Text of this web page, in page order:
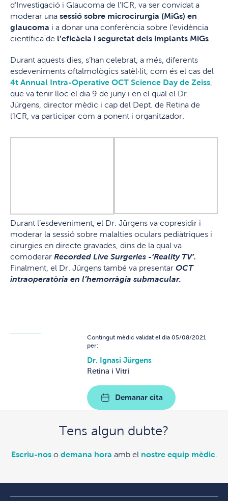
d’Investigació i Glaucoma de l’ICR, va ser convidat a
moderar una sessió sobre microcirurgia (MiGs) en
glaucoma i a donar una conferència sobre l’evidència
científica de l’eficàcia i seguretat dels implants MiGs
Durant aquests dies, s’han celebrat, a més, diferents
esdeveniments oftalmològics satèl·lit, com és el cas del
4t Annual Intra-Operative OCT Science Day de Zeiss
que va tenir lloc el dia 9 de juny i en el qual el Dr.
Jürgens, director mèdic i cap del Dept. de Retina de
l’ICR, va participar com a ponent i organitzador.
Durant l’esdeveniment, el Dr. Jürgens va copresidir i
moderar la sessió sobre malalties oculars pediàtriques i
cirurgies en directe gravades, dins de la qual va
comoderar Recorded Live Surgeries -‘Reality TV’.
Finalment, el Dr. Jürgens també va presentar OCT
intraoperatòria en l’hemorràgia submacular.
Contingut mèdic validat el dia 05/08/2021
per:
Dr. Ignasi Jürgens
Retina i Vitri
Demanar cita
Tens algun dubte?
Escriu-noso demana hora amb el nostre equip mèdic.